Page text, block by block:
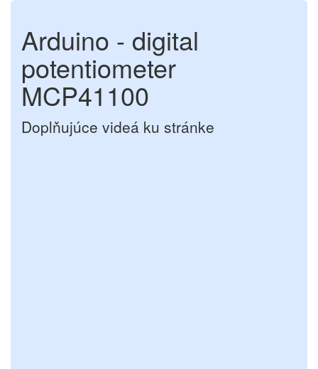
Arduino - digital
potentiometer
MCP41100
Doplňujúce videá ku stránke